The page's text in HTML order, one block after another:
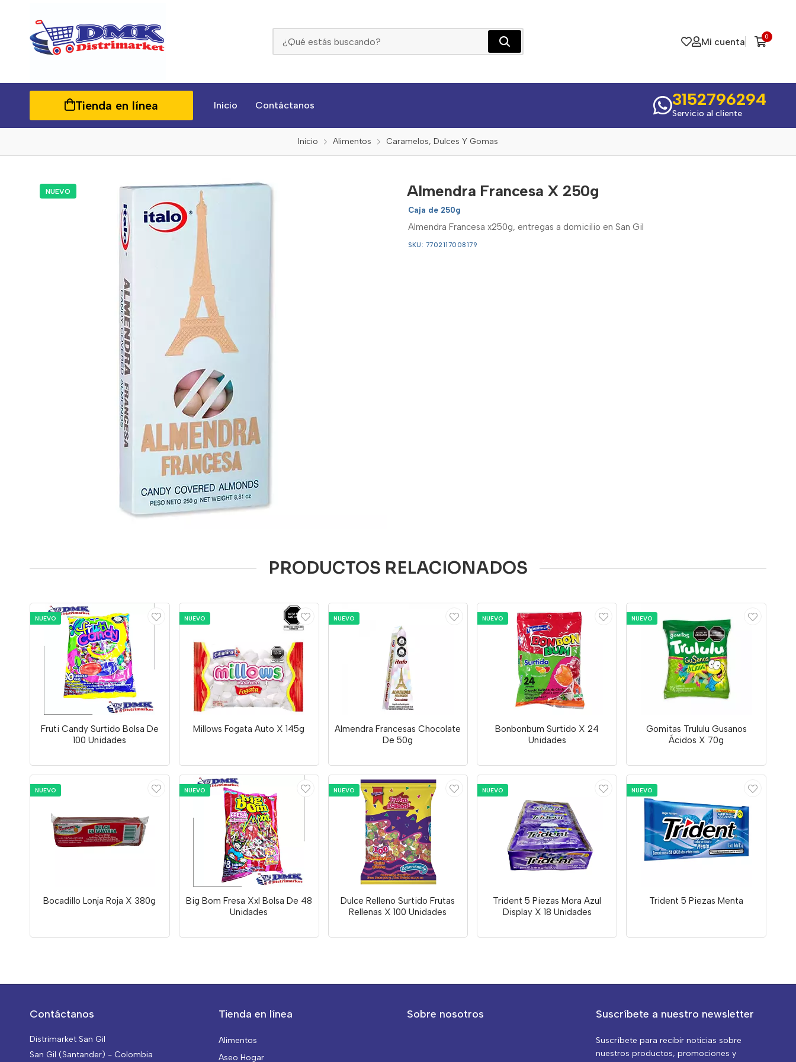
Mi cuenta 0
Tienda en línea Inicio Contáctanos 3152796294
Servicio al cliente
Inicio Alimentos Caramelos, Dulces Y Gomas
NUEVO Almendra Francesa X 250g
Caja de 250g
Almendra Francesa x250g, entregas a domicilio en San Gil
SKU: 7702117008179
PRODUCTOS RELACIONADOS
NUEVO
Fruti Candy Surtido Bolsa De
100 Unidades
NUEVO
Millows Fogata Auto X 145g
NUEVO
Almendra Francesas Chocolate
De 50g
NUEVO
Bonbonbum Surtido X 24
Unidades
NUEVO
Gomitas Trululu Gusanos
Ácidos X 70g
NUEVO
Bocadillo Lonja Roja X 380g
NUEVO
Big Bom Fresa Xxl Bolsa De 48
Unidades
NUEVO
Dulce Relleno Surtido Frutas
Rellenas X 100 Unidades
NUEVO
Trident 5 Piezas Mora Azul
Display X 18 Unidades
NUEVO
Trident 5 Piezas Menta
Contáctanos
Distrimarket San Gil
San Gil (Santander) - Colombia
Tienda en línea
Alimentos
Aseo Hogar
Sobre nosotros Suscríbete a nuestro newsletter
Suscríbete para recibir noticias sobre
nuestros productos, promociones y